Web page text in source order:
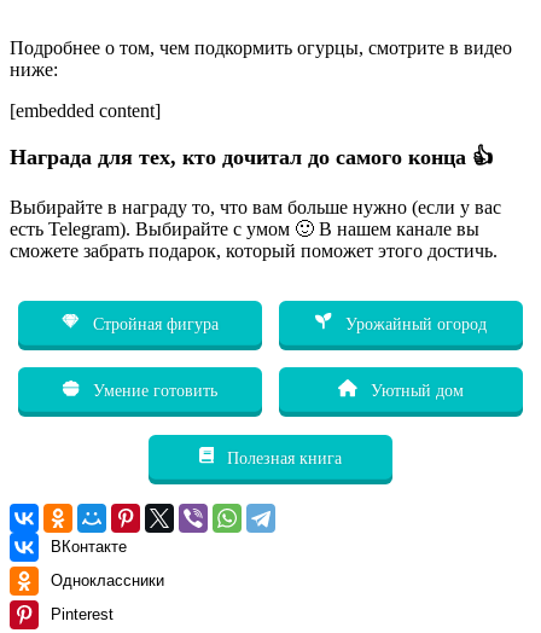
Подробнее о том, чем подкормить огурцы, смотрите в видео
ниже:
[embedded content]
Награда для тех, кто дочитал до самого конца 👍
Выбирайте в награду то, что вам больше нужно (если у вас
есть Telegram). Выбирайте с умом 🙂 В нашем канале вы
сможете забрать подарок, который поможет этого достичь.
Стройная фигура Урожайный огород
Умение готовить Уютный дом
Полезная книга
ВКонтакте
Одноклассники
Pinterest